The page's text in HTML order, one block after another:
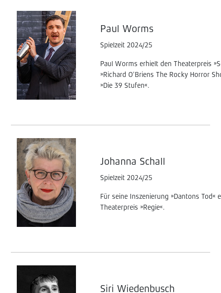
Paul Worms
Spielzeit 2024/25
Paul Worms erhielt den Theaterpreis
»Richard O’Briens The Rocky Horror
»Die 39 Stufen«.
Johanna Schall
Spielzeit 2024/25
Für seine Inszenierung »Dantons Tod«
Theaterpreis »Regie«.
Siri Wiedenbusch